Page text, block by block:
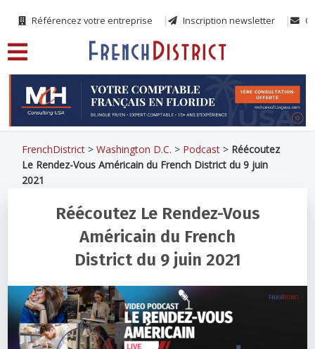
Référencez votre entreprise Inscription newsletter
FrenchDistrict >Washington D.C. > Podcast > Réécoutez
Le Rendez-Vous Américain du French District du 9 juin
2021
Réécoutez Le Rendez-Vous
Américain du French
District du 9 juin 2021